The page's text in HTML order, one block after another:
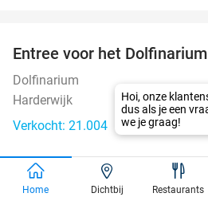
Entree voor het Dolfinarium
Dolfinarium
Harderwijk
Verkocht: 21.004
Home Dichtbij Restaurants